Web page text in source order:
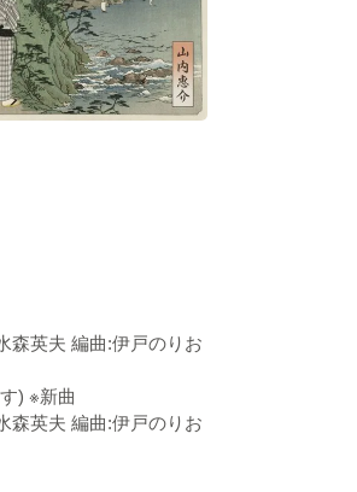
森英夫 編曲:伊戸のりお
) ※新曲
森英夫 編曲:伊戸のりお